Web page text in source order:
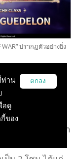
ปรากฏตัวอย่างยิ่ง
มให้ท้าทายแล้ว
บจำกัดเวลาชื่อว่า
เกม โดยเป็นดัน
ท่าน
อดู
ของ
ตกลง